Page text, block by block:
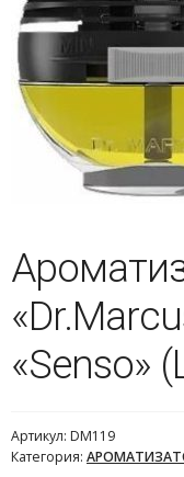
«Senso»
Артикул: DM119
Категория: